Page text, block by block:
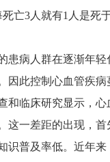
亡3人就有1人是死
患病人群在逐渐年
因此控制心血管疾
和临床研究显示，
这一差距的出现，
识普及率低。近年